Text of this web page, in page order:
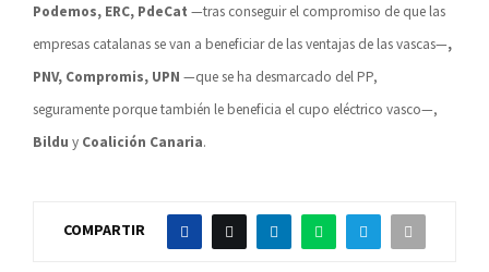
Podemos, ERC, PdeCat —tras conseguir el compromiso de que las
empresas catalanas se van a beneficiar de las ventajas de las vascas—,
PNV, Compromis, UPN —que se ha desmarcado del PP,
seguramente porque también le beneficia el cupo eléctrico vasco—,
Bildu y Coalición Canaria.
COMPARTIR